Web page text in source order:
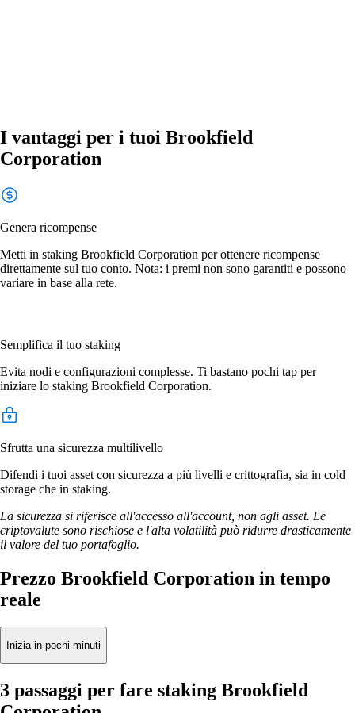
I vantaggi per i tuoi Brookfield
Corporation
Genera ricompense
Metti in staking Brookfield Corporation per ottenere ricompense
direttamente sul tuo conto. Nota: i premi non sono garantiti e possono
variare in base alla rete.
Semplifica il tuo staking
Evita nodi e configurazioni complesse. Ti bastano pochi tap per
iniziare lo staking Brookfield Corporation.
Sfrutta una sicurezza multilivello
Difendi i tuoi asset con sicurezza a più livelli e crittografia, sia in cold
storage che in staking.
La sicurezza si riferisce all'accesso all'account, non agli asset. Le
criptovalute sono rischiose e l'alta volatilità può ridurre drasticamente
il valore del tuo portafoglio.
Prezzo Brookfield Corporation in tempo
reale
Inizia in pochi minuti
3 passaggi per fare staking Brookfield